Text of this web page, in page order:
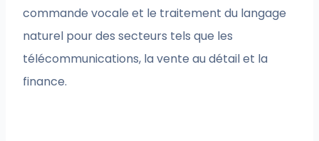
commande vocale et le traitement du langage
naturel pour des secteurs tels que les
télécommunications, la vente au détail et la
finance.